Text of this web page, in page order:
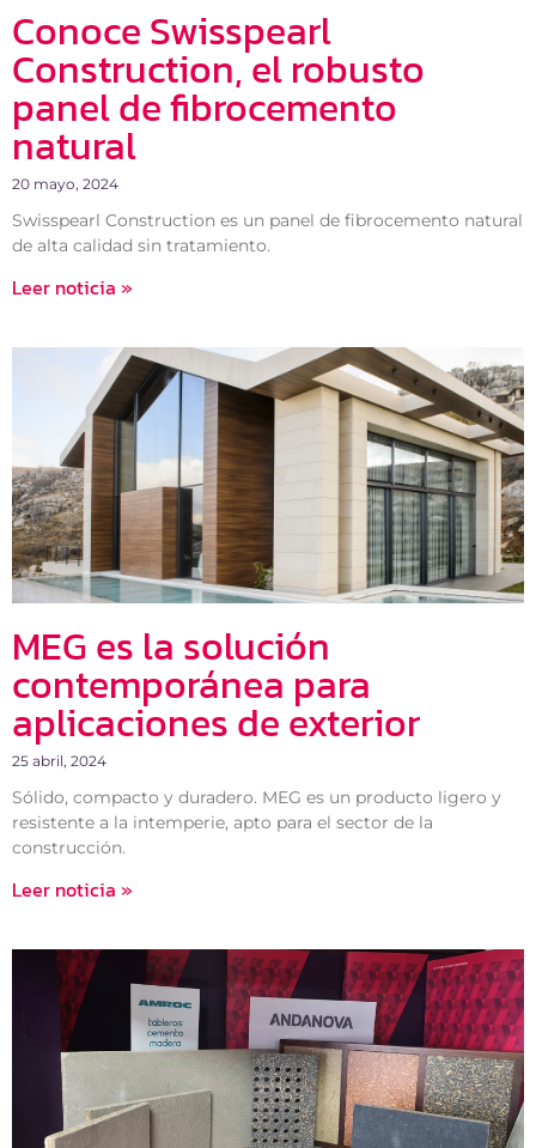
Conoce Swisspearl
Construction, el robusto
panel de fibrocemento
natural
20 mayo, 2024
Swisspearl Construction es un panel de fibrocemento natural
de alta calidad sin tratamiento.
Leer noticia »
MEG es la solución
contemporánea para
aplicaciones de exterior
25 abril, 2024
Sólido, compacto y duradero. MEG es un producto ligero y
resistente a la intemperie, apto para el sector de la
construcción.
Leer noticia »